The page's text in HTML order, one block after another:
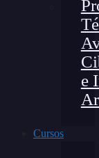
e
Cursos